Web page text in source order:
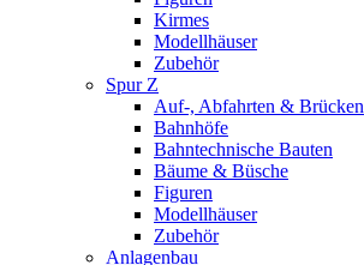
Kirmes
Modellhäuser
Zubehör
Spur Z
Auf-, Abfahrten & Brücken
Bahnhöfe
Bahntechnische Bauten
Bäume & Büsche
Figuren
Modellhäuser
Zubehör
Anlagenbau